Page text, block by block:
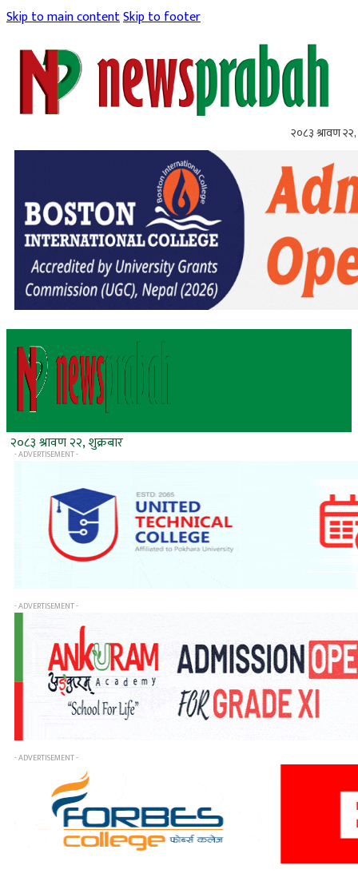
Skip to main contentSkip to footer
२०८३ श्रावण २२,
२०८३ श्रावण २२, शुक्रबार
- ADVERTISEMENT -
- ADVERTISEMENT -
- ADVERTISEMENT -